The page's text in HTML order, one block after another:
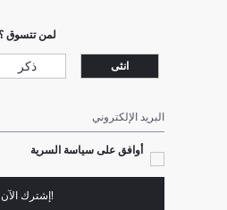
لمن تتسوق ؟
انثى ذكر
البريد الإلكتروني
أوافق على سياسة السرية
!إشترك الآن